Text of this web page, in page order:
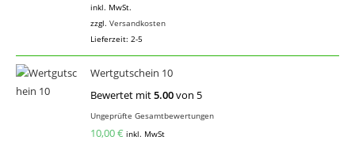
inkl. MwSt.
zzgl. Versandkosten
Lieferzeit: 2-5
Wertgutschein 10
Bewertet mit5.00von 5
Ungeprüfte Gesamtbewertungen
10,00€ inkl. MwSt